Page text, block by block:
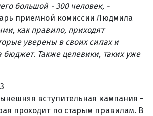
большой - 300 человек, -
приемной комиссии Людмила
как правило, приходят
уверены в своих силах и
бюджет. Также целевики, таких уже
вступительная кампания -
проходит по старым правилам. В